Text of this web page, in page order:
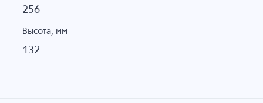
256
Высота, мм
132